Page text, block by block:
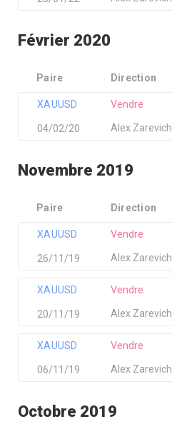
Février 2020
Paire Direction
XAUUSD
Alex Zarevich
Vendre
04/02/20
Novembre 2019
Paire Direction
XAUUSD
Alex Zarevich
Vendre
26/11/19
XAUUSD
Alex Zarevich
Vendre
20/11/19
XAUUSD
Alex Zarevich
Vendre
06/11/19
Octobre 2019